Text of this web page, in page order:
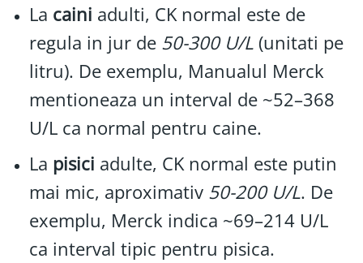
La caini adulti, CK normal este de
regula in jur de 50-300 U/L(unitati pe
litru). De exemplu, Manualul Merck
mentioneaza un interval de ~52–368
U/L ca normal pentru caine.
La pisici adulte, CK normal este putin
mai mic, aproximativ 50-200 U/L. De
exemplu, Merck indica ~69–214 U/L
ca interval tipic pentru pisica.